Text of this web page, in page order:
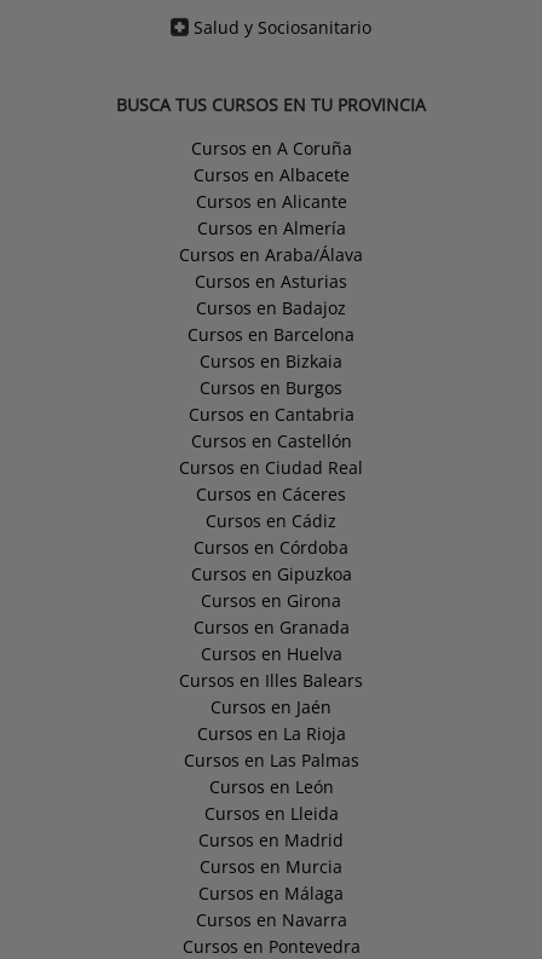
Salud y Sociosanitario
BUSCA TUS CURSOS EN TU PROVINCIA
Cursos en A Coruña
Cursos en Albacete
Cursos en Alicante
Cursos en Almería
Cursos en Araba/Álava
Cursos en Asturias
Cursos en Badajoz
Cursos en Barcelona
Cursos en Bizkaia
Cursos en Burgos
Cursos en Cantabria
Cursos en Castellón
Cursos en Ciudad Real
Cursos en Cáceres
Cursos en Cádiz
Cursos en Córdoba
Cursos en Gipuzkoa
Cursos en Girona
Cursos en Granada
Cursos en Huelva
Cursos en Illes Balears
Cursos en Jaén
Cursos en La Rioja
Cursos en Las Palmas
Cursos en León
Cursos en Lleida
Cursos en Madrid
Cursos en Murcia
Cursos en Málaga
Cursos en Navarra
Cursos en Pontevedra